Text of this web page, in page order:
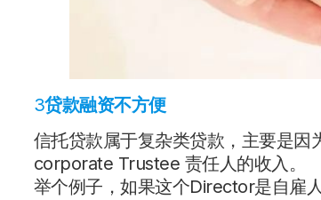
3贷款融资不方便
信托贷款属于复杂类贷款，主要是
corporate Trustee 责任人的收入。
举个例子，如果这个Director是自雇